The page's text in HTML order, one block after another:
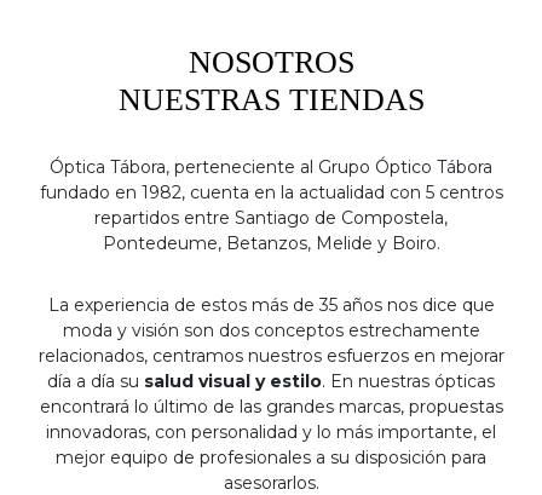
NOSOTROS
NUESTRAS TIENDAS
Óptica Tábora, perteneciente al Grupo Óptico Tábora
fundado en 1982, cuenta en la actualidad con 5 centros
repartidos entre Santiago de Compostela,
Pontedeume, Betanzos, Melide y Boiro.
La experiencia de estos más de 35 años nos dice que
moda y visión son dos conceptos estrechamente
relacionados, centramos nuestros esfuerzos en mejorar
día a día su salud visual y estilo. En nuestras ópticas
encontrará lo último de las grandes marcas, propuestas
innovadoras, con personalidad y lo más importante, el
mejor equipo de profesionales a su disposición para
asesorarlos.